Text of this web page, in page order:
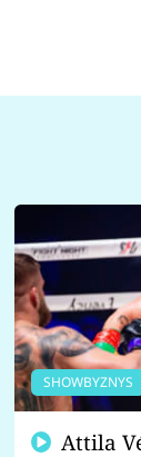
SHOWBYZNYS